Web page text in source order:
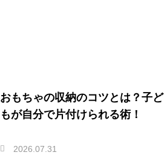
おもちゃの収納のコツとは？子ど
もが自分で片付けられる術！
2026.07.31